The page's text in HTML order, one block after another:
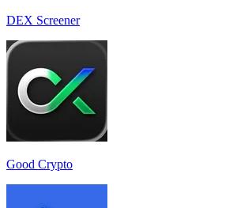
DEX Screener
Good Crypto